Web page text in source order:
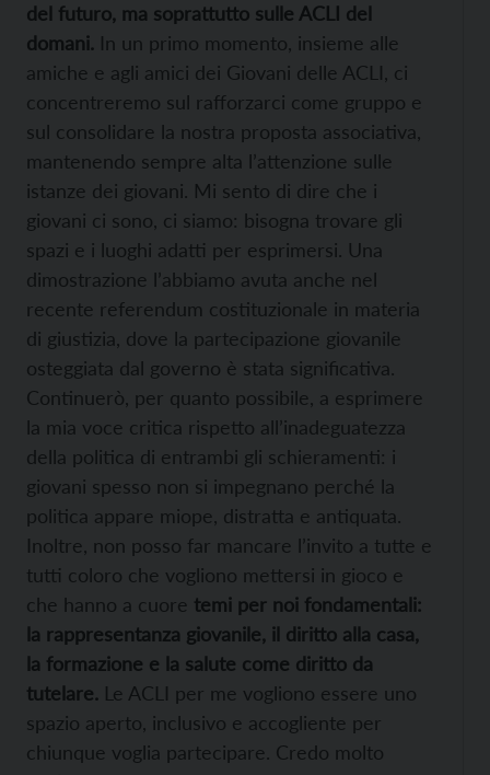
del futuro, ma soprattutto sulle ACLI del
domani. In un primo momento, insieme alle
amiche e agli amici dei Giovani delle ACLI, ci
concentreremo sul rafforzarci come gruppo e
sul consolidare la nostra proposta associativa,
mantenendo sempre alta l’attenzione sulle
istanze dei giovani. Mi sento di dire che i
giovani ci sono, ci siamo: bisogna trovare gli
spazi e i luoghi adatti per esprimersi. Una
dimostrazione l’abbiamo avuta anche nel
recente referendum costituzionale in materia
di giustizia, dove la partecipazione giovanile
osteggiata dal governo è stata significativa.
Continuerò, per quanto possibile, a esprimere
la mia voce critica rispetto all’inadeguatezza
della politica di entrambi gli schieramenti: i
giovani spesso non si impegnano perché la
politica appare miope, distratta e antiquata.
Inoltre, non posso far mancare l’invito a tutte e
tutti coloro che vogliono mettersi in gioco e
che hanno a cuore temi per noi fondamentali:
la rappresentanza giovanile, il diritto alla casa,
la formazione e la salute come diritto da
tutelare. Le ACLI per me vogliono essere uno
spazio aperto, inclusivo e accogliente per
chiunque voglia partecipare. Credo molto